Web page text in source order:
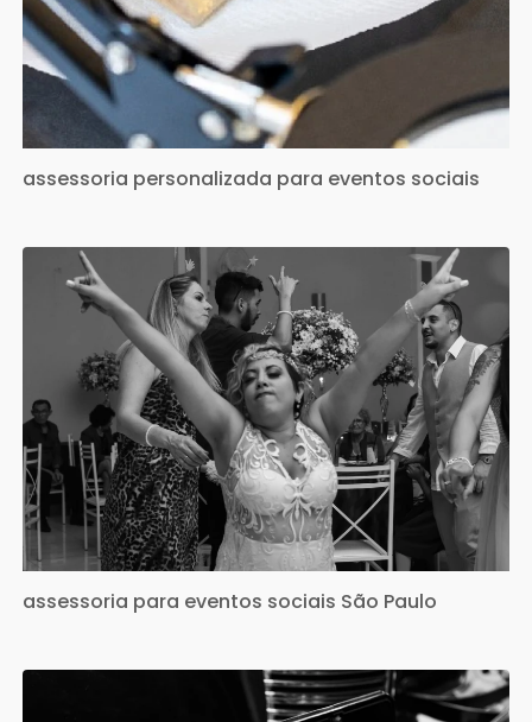
assessoria personalizada para eventos sociais
assessoria para eventos sociais São Paulo